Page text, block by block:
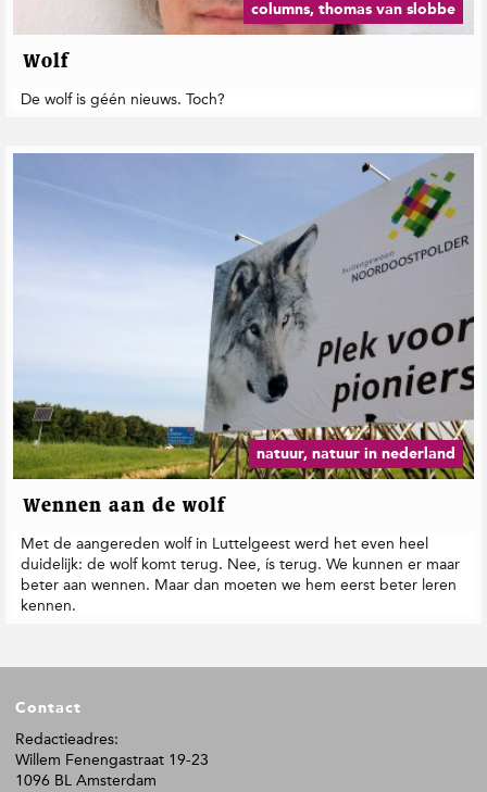
columns, thomas van slobbe
Wolf
De wolf is géén nieuws. Toch?
natuur, natuur in nederland
Wennen aan de wolf
Met de aangereden wolf in Luttelgeest werd het even heel
duidelijk: de wolf komt terug. Nee, ís terug. We kunnen er maar
beter aan wennen. Maar dan moeten we hem eerst beter leren
kennen.
oContact
Redactieadres:
Willem Fenengastraat 19-23
1096 BL Amsterdam